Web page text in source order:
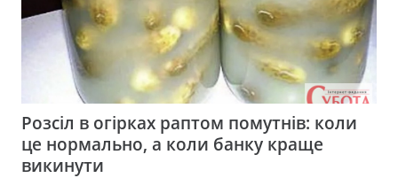
Розсіл в огірках раптом помутнів: коли
це нормально, а коли банку краще
викинути